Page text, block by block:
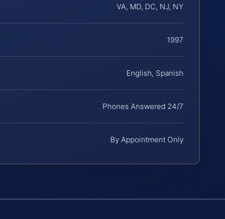
VA, MD, DC, NJ, NY
1997
English, Spanish
Phones Answered 24/7
By Appointment Only